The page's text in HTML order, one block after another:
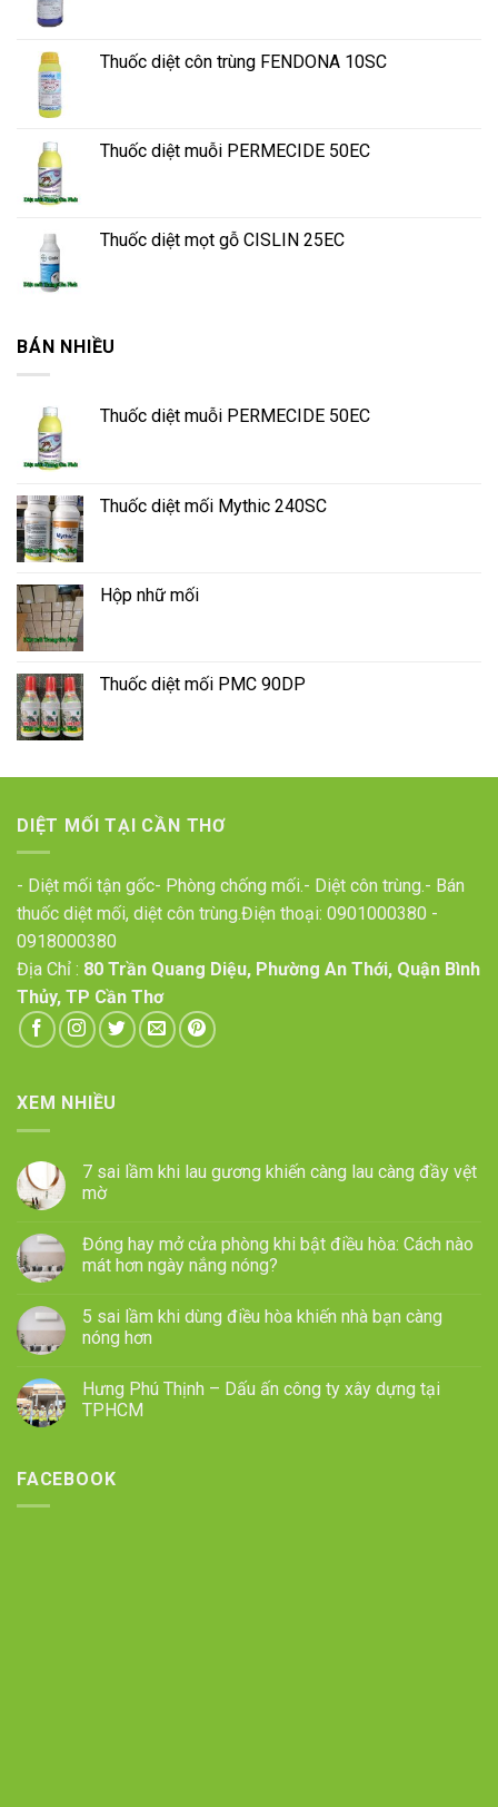
Thuốc diệt côn trùng FENDONA 10SC
Thuốc diệt muỗi PERMECIDE 50EC
Thuốc diệt mọt gỗ CISLIN 25EC
BÁN NHIỀU
Thuốc diệt muỗi PERMECIDE 50EC
Thuốc diệt mối Mythic 240SC
Hộp nhữ mối
Thuốc diệt mối PMC 90DP
DIỆT MỐI TẠI CẦN THƠ
- Diệt mối tận gốc- Phòng chống mối.- Diệt côn trùng.- Bán
thuốc diệt mối, diệt côn trùng.Điện thoại: 0901000380 -
0918000380
Địa Chỉ : 80 Trần Quang Diệu, Phường An Thới, Quận Bình
Thủy, TP Cần Thơ
XEM NHIỀU
7 sai lầm khi lau gương khiến càng lau càng đầy vệt
mờ
Đóng hay mở cửa phòng khi bật điều hòa: Cách nào
mát hơn ngày nắng nóng?
5 sai lầm khi dùng điều hòa khiến nhà bạn càng
nóng hơn
Hưng Phú Thịnh – Dấu ấn công ty xây dựng tại
TPHCM
FACEBOOK